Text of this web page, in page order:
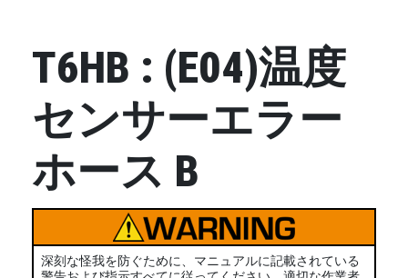
T6HB : (E04)温度
センサーエラー
ホース B
深刻な怪我を防ぐために、マニュアルに記載されている